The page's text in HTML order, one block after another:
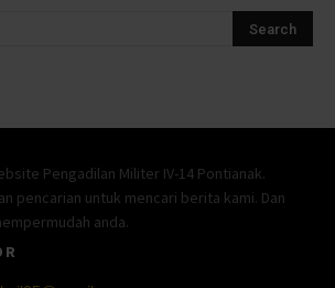
Pengadilan Militer IV-14 Pontianak.
pencarian untuk mencari berita kami. Dan
anda.